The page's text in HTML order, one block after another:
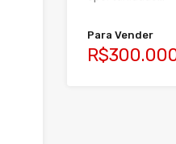
Para Vender